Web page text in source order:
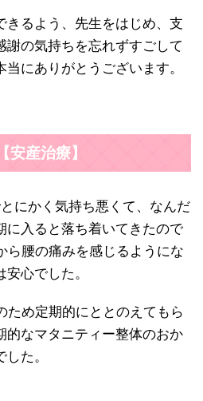
きるよう、先生をはじめ、支
謝の気持ちを忘れずすごして
にありがとうございます。
安産治療】
にかく気持ち悪くて、なんだ
に入ると落ち着いてきたので
ら腰の痛みを感じるようにな
心でした。
ため定期的にととのえてもら
的なマタニティー整体のおか
た。